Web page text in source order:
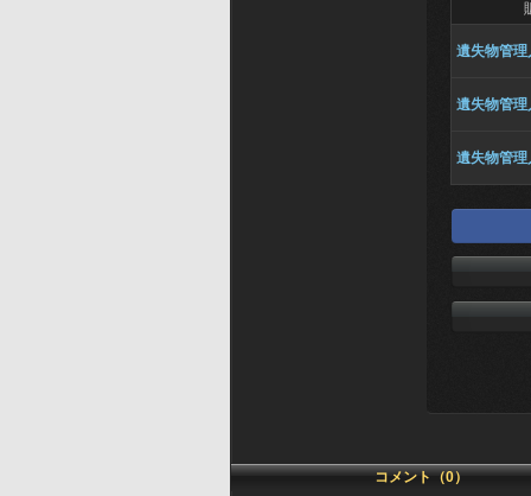
遺失物管理
遺失物管理
遺失物管理
コメント（0）